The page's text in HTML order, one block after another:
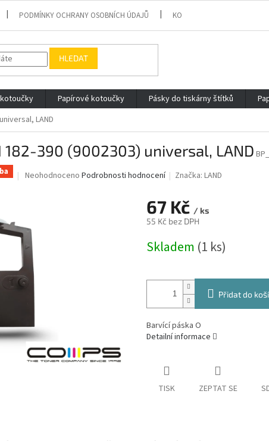
PODMÍNKY OCHRANY OSOBNÍCH ÚDAJŮ KONTAKTY
HLEDAT
Papírové kotoučky Pásky do tiskárny štítků
LAND
182-390 (9002303) universal, LAND
Průměrné
z
hvězdiček.
Neohodnoceno Podrobnosti hodnocení Značka:LAND
67 Kč / ks
55 Kč bez DPH
cena:
Skladem (1 ks)
Přidat do
Barvící páska O
Detailní informace
TISK ZEPTAT SE